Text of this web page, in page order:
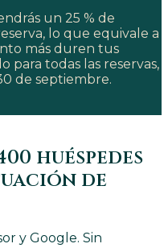
un 25 % de
lo que equivale a
más duren tus
para todas las reservas,
de septiembre.
huéspedes
de
y Google. Sin